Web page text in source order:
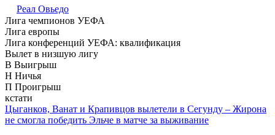
Реал Овьедо
Лига чемпионов УЕФА
Лига европы
Лига конференций УЕФА: квалификация
Вылет в низшую лигу
В Выигрыш
Н Ничья
П Проигрыш
кстати
Цыганков, Ванат и Крапивцов вылетели в Сегунду – Жирона
не смогла победить Эльче в матче за выживание